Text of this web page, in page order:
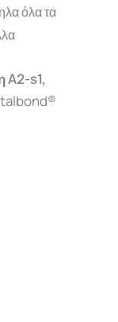
όλα τα
A2-s1,